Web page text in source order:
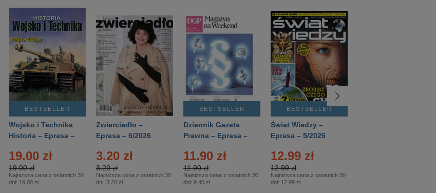
BESTSELLER
Wojsko i Technika
Historia – Eprasa –
19.00 zł
19.00 zł
Najniższa cena z ostatnich 30
dni: 19.00 zł
Zwierciadło –
Eprasa – 6/2026
3.20 zł
3.20 zł
Najniższa cena z ostatnich 30
dni: 3.20 zł
BESTSELLER
Dziennik Gazeta
Prawna – Eprasa –
11.90 zł
11.90 zł
Najniższa cena z ostatnich 30
dni: 9.40 zł
BESTSELLER
Świat Wiedzy –
Eprasa – 5/2026
12.99 zł
12.99 zł
Najniższa cena z ostatnich 30
dni: 12.99 zł